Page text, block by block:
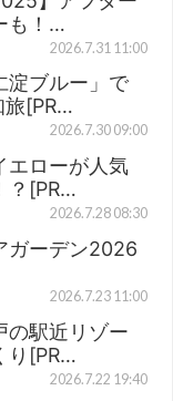
も！…
2026.7.31 11:00
淀ブルー」で
旅[PR…
2026.7.30 09:00
エローが人気
？[PR…
2026.7.28 08:30
ガーデン2026
2026.7.23 11:00
の駅近リゾー
り[PR…
2026.7.22 19:40